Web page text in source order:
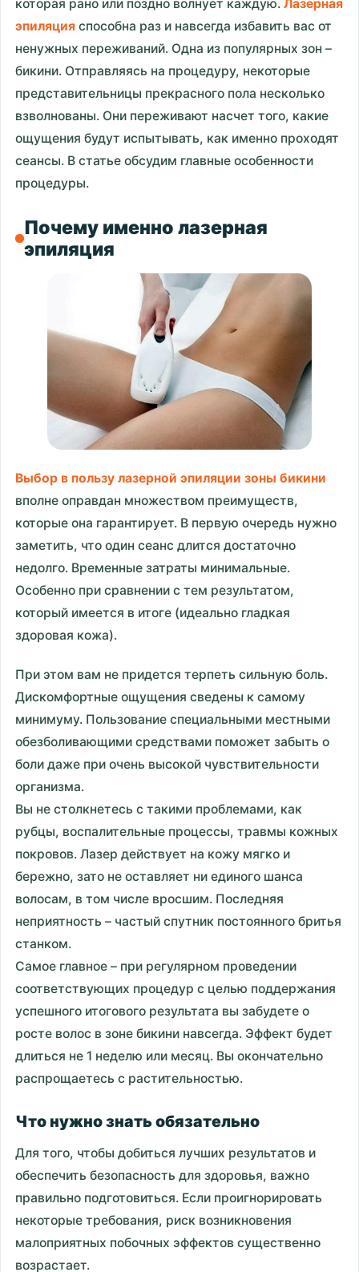
которая рано или поздно волнует каждую. Лазерная
эпиляция способна раз и навсегда избавить вас от
ненужных переживаний. Одна из популярных зон –
бикини. Отправляясь на процедуру, некоторые
представительницы прекрасного пола несколько
взволнованы. Они переживают насчет того, какие
ощущения будут испытывать, как именно проходят
сеансы. В статье обсудим главные особенности
процедуры.
Почему именно лазерная
эпиляция
Выбор в пользу лазерной эпиляции зоны бикини
вполне оправдан множеством преимуществ,
которые она гарантирует. В первую очередь нужно
заметить, что один сеанс длится достаточно
недолго. Временные затраты минимальные.
Особенно при сравнении с тем результатом,
который имеется в итоге (идеально гладкая
здоровая кожа).
При этом вам не придется терпеть сильную боль.
Дискомфортные ощущения сведены к самому
минимуму. Пользование специальными местными
обезболивающими средствами поможет забыть о
боли даже при очень высокой чувствительности
организма.
Вы не столкнетесь с такими проблемами, как
рубцы, воспалительные процессы, травмы кожных
покровов. Лазер действует на кожу мягко и
бережно, зато не оставляет ни единого шанса
волосам, в том числе вросшим. Последняя
неприятность – частый спутник постоянного бритья
станком.
Самое главное – при регулярном проведении
соответствующих процедур с целью поддержания
успешного итогового результата вы забудете о
росте волос в зоне бикини навсегда. Эффект будет
длиться не 1 неделю или месяц. Вы окончательно
распрощаетесь с растительностью.
Что нужно знать обязательно
Для того, чтобы добиться лучших результатов и
обеспечить безопасность для здоровья, важно
правильно подготовиться. Если проигнорировать
некоторые требования, риск возникновения
малоприятных побочных эффектов существенно
возрастает.